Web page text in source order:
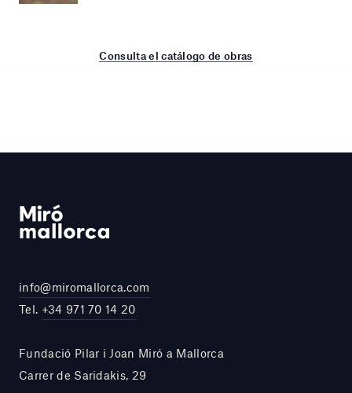
Consulta el catálogo de obras
info@miromallorca.com
Tel. +34 971 70 14 20
Fundació Pilar i Joan Miró a Mallorca
Carrer de Saridakis, 29